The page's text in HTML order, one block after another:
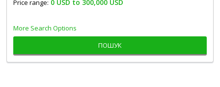
Price range: 0 USD to 300,000 USD
More Search Options
ПОШУК